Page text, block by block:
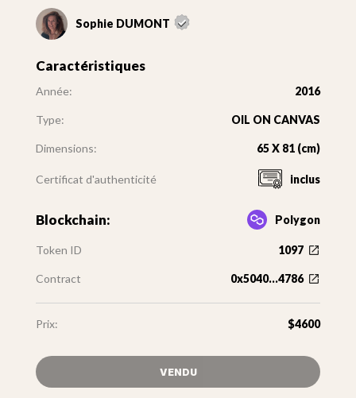
Sophie DUMONT
Caractéristiques
Année: 2016
Type: OIL ON CANVAS
Dimensions: 65 X 81 (cm)
Certificat d'authenticité inclus
Blockchain: Polygon
Token ID 1097
Contract 0x5040...4786
Prix: $4600
VENDU